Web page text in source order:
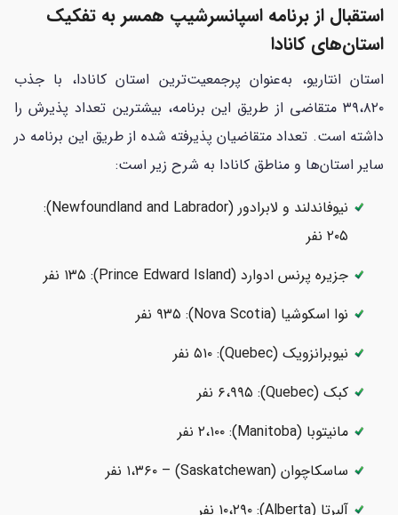
استقبال از برنامه اسپانسرشیپ همسر به تفکیک
استان‌های کانادا
استان انتاریو، به‌عنوان پرجمعیت‌ترین استان کانادا، با جذب
۳۹،۸۲۰ متقاضی از طریق این برنامه، بیشترین تعداد پذیرش را
داشته است. تعداد متقاضیان پذیرفته شده از طریق این برنامه در
سایر استان‌ها و مناطق کانادا به شرح زیر است:
نیوفاندلند و لابرادور (Newfoundland and Labrador):
۲۰۵ نفر
جزیره پرنس ادوارد (Prince Edward Island): ۱۳۵ نفر
نوا اسکوشیا (Nova Scotia): ۹۳۵ نفر
نیوبرانزویک (Quebec): ۵۱۰ نفر
کبک (Quebec): ۶،۹۹۵ نفر
مانیتوبا (Manitoba): ۲،۱۰۰ نفر
ساسکاچوان (Saskatchewan) – ۱،۳۶۰ نفر
آلبرتا (Alberta): ۱۰،۲۹۰ نفر